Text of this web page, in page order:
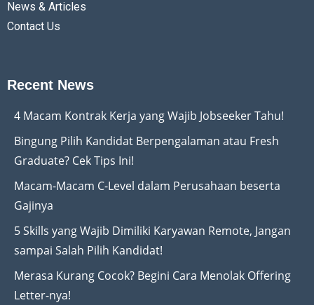
News & Articles
Contact Us
Recent News
4 Macam Kontrak Kerja yang Wajib Jobseeker Tahu!
Bingung Pilih Kandidat Berpengalaman atau Fresh
Graduate? Cek Tips Ini!
Macam-Macam C-Level dalam Perusahaan beserta
Gajinya
5 Skills yang Wajib Dimiliki Karyawan Remote, Jangan
sampai Salah Pilih Kandidat!
Merasa Kurang Cocok? Begini Cara Menolak Offering
Letter-nya!